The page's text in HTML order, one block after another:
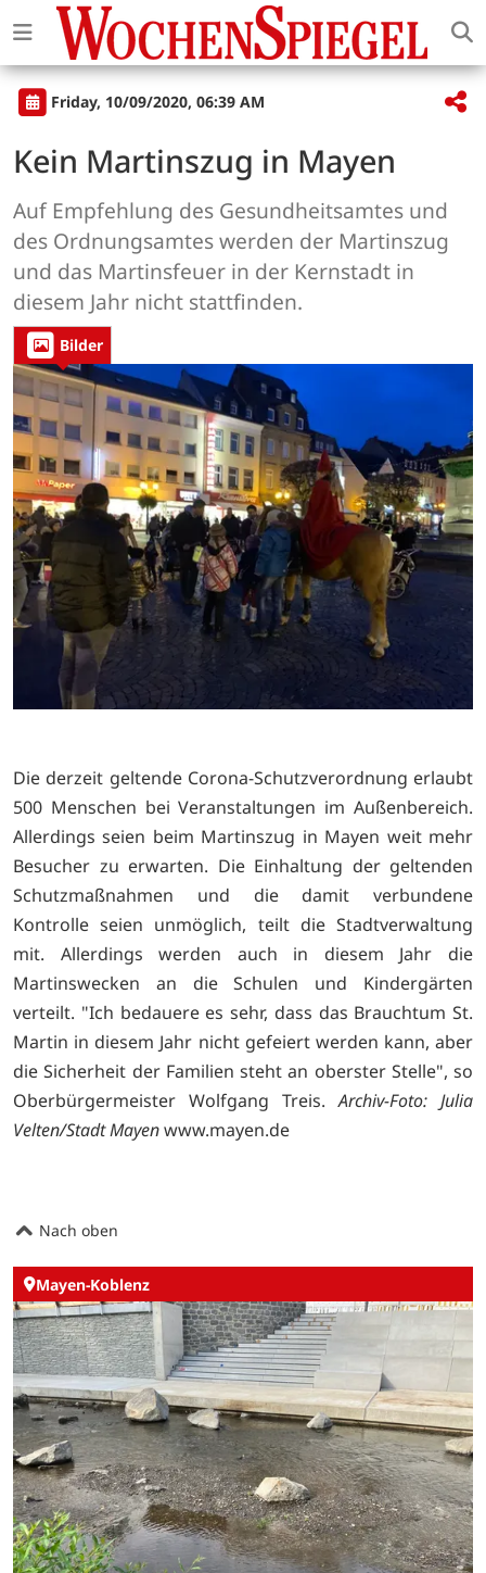
Friday, 10/09/2020, 06:39 AM
Kein Martinszug in Mayen
Auf Empfehlung des Gesundheitsamtes und
des Ordnungsamtes werden der Martinszug
und das Martinsfeuer in der Kernstadt in
diesem Jahr nicht stattfinden.
Bilder
Die derzeit geltende Corona-Schutzverordnung erlaubt
500 Menschen bei Veranstaltungen im Außenbereich.
Allerdings seien beim Martinszug in Mayen weit mehr
Besucher zu erwarten. Die Einhaltung der geltenden
Schutzmaßnahmen und die damit verbundene
Kontrolle seien unmöglich, teilt die Stadtverwaltung
mit. Allerdings werden auch in diesem Jahr die
Martinswecken an die Schulen und Kindergärten
verteilt. "Ich bedauere es sehr, dass das Brauchtum St.
Martin in diesem Jahr nicht gefeiert werden kann, aber
die Sicherheit der Familien steht an oberster Stelle", so
Oberbürgermeister Wolfgang Treis.Archiv-Foto: Julia
Velten/Stadt Mayenwww.mayen.de
Nach oben
Mayen-Koblenz